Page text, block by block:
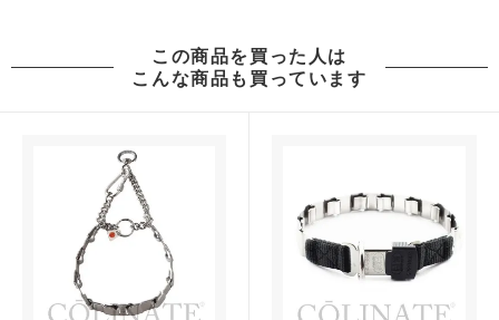
この商品を買った人は
こんな商品も買っています